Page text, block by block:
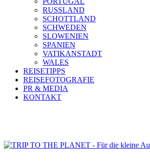
RUSSLAND
SCHOTTLAND
SCHWEDEN
SLOWENIEN
SPANIEN
VATIKANSTADT
WALES
REISETIPPS
REISEFOTOGRAFIE
PR & MEDIA
KONTAKT